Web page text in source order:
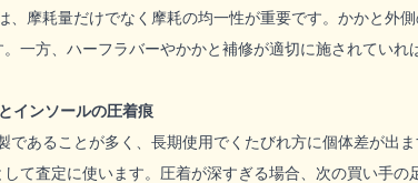
、摩耗量だけでなく摩耗の均一性が重要です。かかと外
一方、ハーフラバーやかかと補修が適切に施されてい
インソールの圧着痕
であることが多く、長期使用でくたびれ方に個体差が出
て査定に使います。圧着が深すぎる場合、次の買い手の